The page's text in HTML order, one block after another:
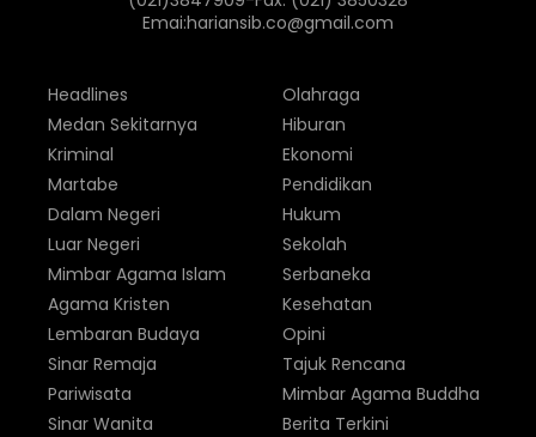
Emai:hariansib.co@gmail.com
Headlines
Medan Sekitarnya
Kriminal
Martabe
Dalam Negeri
Luar Negeri
Olahraga
Hiburan
Ekonomi
Pendidikan
Hukum
Sekolah
Mimbar Agama Islam
Agama Kristen
Lembaran Budaya
Sinar Remaja
Pariwisata
Sinar Wanita
Serbaneka
Kesehatan
Opini
Tajuk Rencana
Mimbar Agama Buddha
Berita Terkini